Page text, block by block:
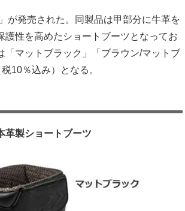
が発売された。同製品は甲部分に牛革を
性を高めたショートブーツとなってお
「マットブラック」「ブラウン/マットブ
10％込み）となる。
革製ショートブーツ